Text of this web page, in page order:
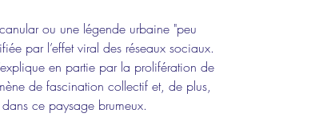
ou une légende urbaine "peu
par l’effet viral des réseaux sociaux.
en partie par la prolifération de
de fascination collectif et, de plus,
ce paysage brumeux.